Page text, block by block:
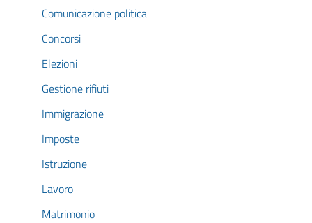
Comunicazione politica
Concorsi
Elezioni
Gestione rifiuti
Immigrazione
Imposte
Istruzione
Lavoro
Matrimonio